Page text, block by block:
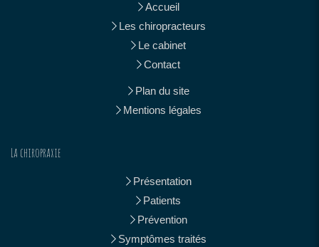
Accueil
Les chiropracteurs
Le cabinet
Contact
Plan du site
Mentions légales
La chiropraxie
Présentation
Patients
Prévention
Symptômes traités